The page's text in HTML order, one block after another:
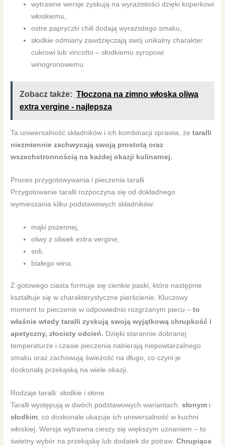
wytrawne wersje zyskują na wyrazistości dzięki koperkowi
włoskiemu,
ostre papryczki chili dodają wyrazistego smaku,
słodkie odmiany zawdzięczają swój unikalny charakter
cukrowi lub vincotto – słodkiemu syropowi
winogronowemu.
Zobacz także: Tłoczona na zimno włoska oliwa
extra vergine - najlepsza
Ta uniwersalność składników i ich kombinacji sprawia, żetaralli
niezmiennie zachwycają swoją prostotą oraz
wszechstronnością na każdej okazji kulinarnej.
Proces przygotowywania i pieczenia taralli
Przygotowanie taralli rozpoczyna się od dokładnego
wymieszania kilku podstawowych składników:
mąki pszennej,
oliwy z oliwek extra vergine,
soli,
białego wina.
Z gotowego ciasta formuje się cienkie paski, które następnie
kształtuje się w charakterystyczne pierścienie. Kluczowy
moment to pieczenie w odpowiednio rozgrzanym piecu –to
właśnie wtedy taralli zyskują swoją wyjątkową chrupkość i
apetyczny, złocisty odcień. Dzięki starannie dobranej
temperaturze i czasie pieczenia nabierają niepowtarzalnego
smaku oraz zachowują świeżość na długo, co czyni je
doskonałą przekąską na wiele okazji.
Rodzaje taralli: słodkie i słone
Taralli występują w dwóch podstawowych wariantach:słonym i
słodkim, co doskonale ukazuje ich uniwersalność w kuchni
włoskiej. Wersja wytrawna cieszy się większym uznaniem – to
świetny wybór na przekąskę lub dodatek do potraw.Chrupiąca